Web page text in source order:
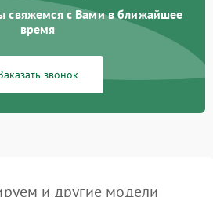
свяжемся с Вами в ближайшее
время
звонок
и другие модели